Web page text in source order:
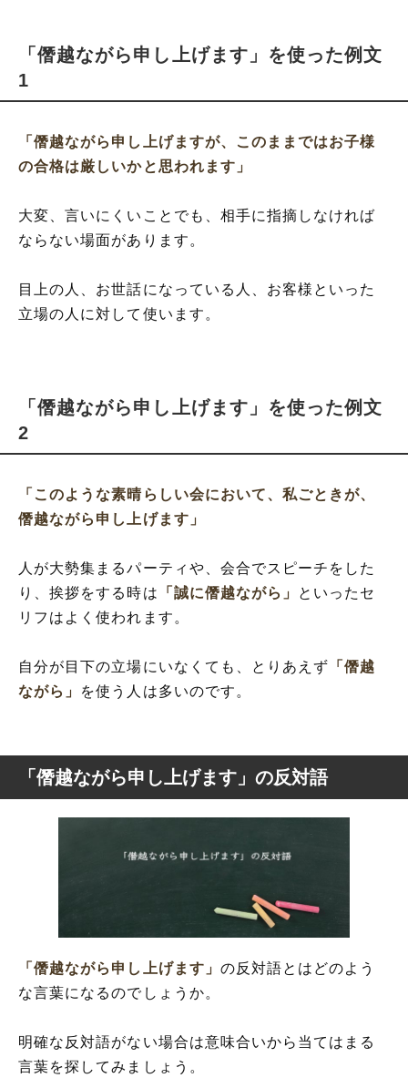
「僭越ながら申し上げます」を使った例文
1
「僭越ながら申し上げますが、このままではお子様
の合格は厳しいかと思われます」
大変、言いにくいことでも、相手に指摘しなければ
ならない場面があります。
目上の人、お世話になっている人、お客様といった
立場の人に対して使います。
「僭越ながら申し上げます」を使った例文
2
「このような素晴らしい会において、私ごときが、
僭越ながら申し上げます」
人が大勢集まるパーティや、会合でスピーチをした
り、挨拶をする時は 「誠に僭越ながら」
といったセ
リフはよく使われます。
自分が目下の立場にいなくても、とりあえず 「僭越
ながら」
を使う人は多いのです。
「僭越ながら申し上げます」の反対語
「僭越ながら申し上げます」 の反対語とはどのよう
な言葉になるのでしょうか。
明確な反対語がない場合は意味合いから当てはまる
言葉を探してみましょう。